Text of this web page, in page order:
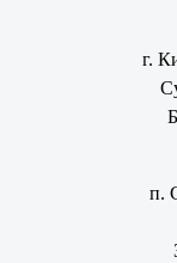
г.
п.